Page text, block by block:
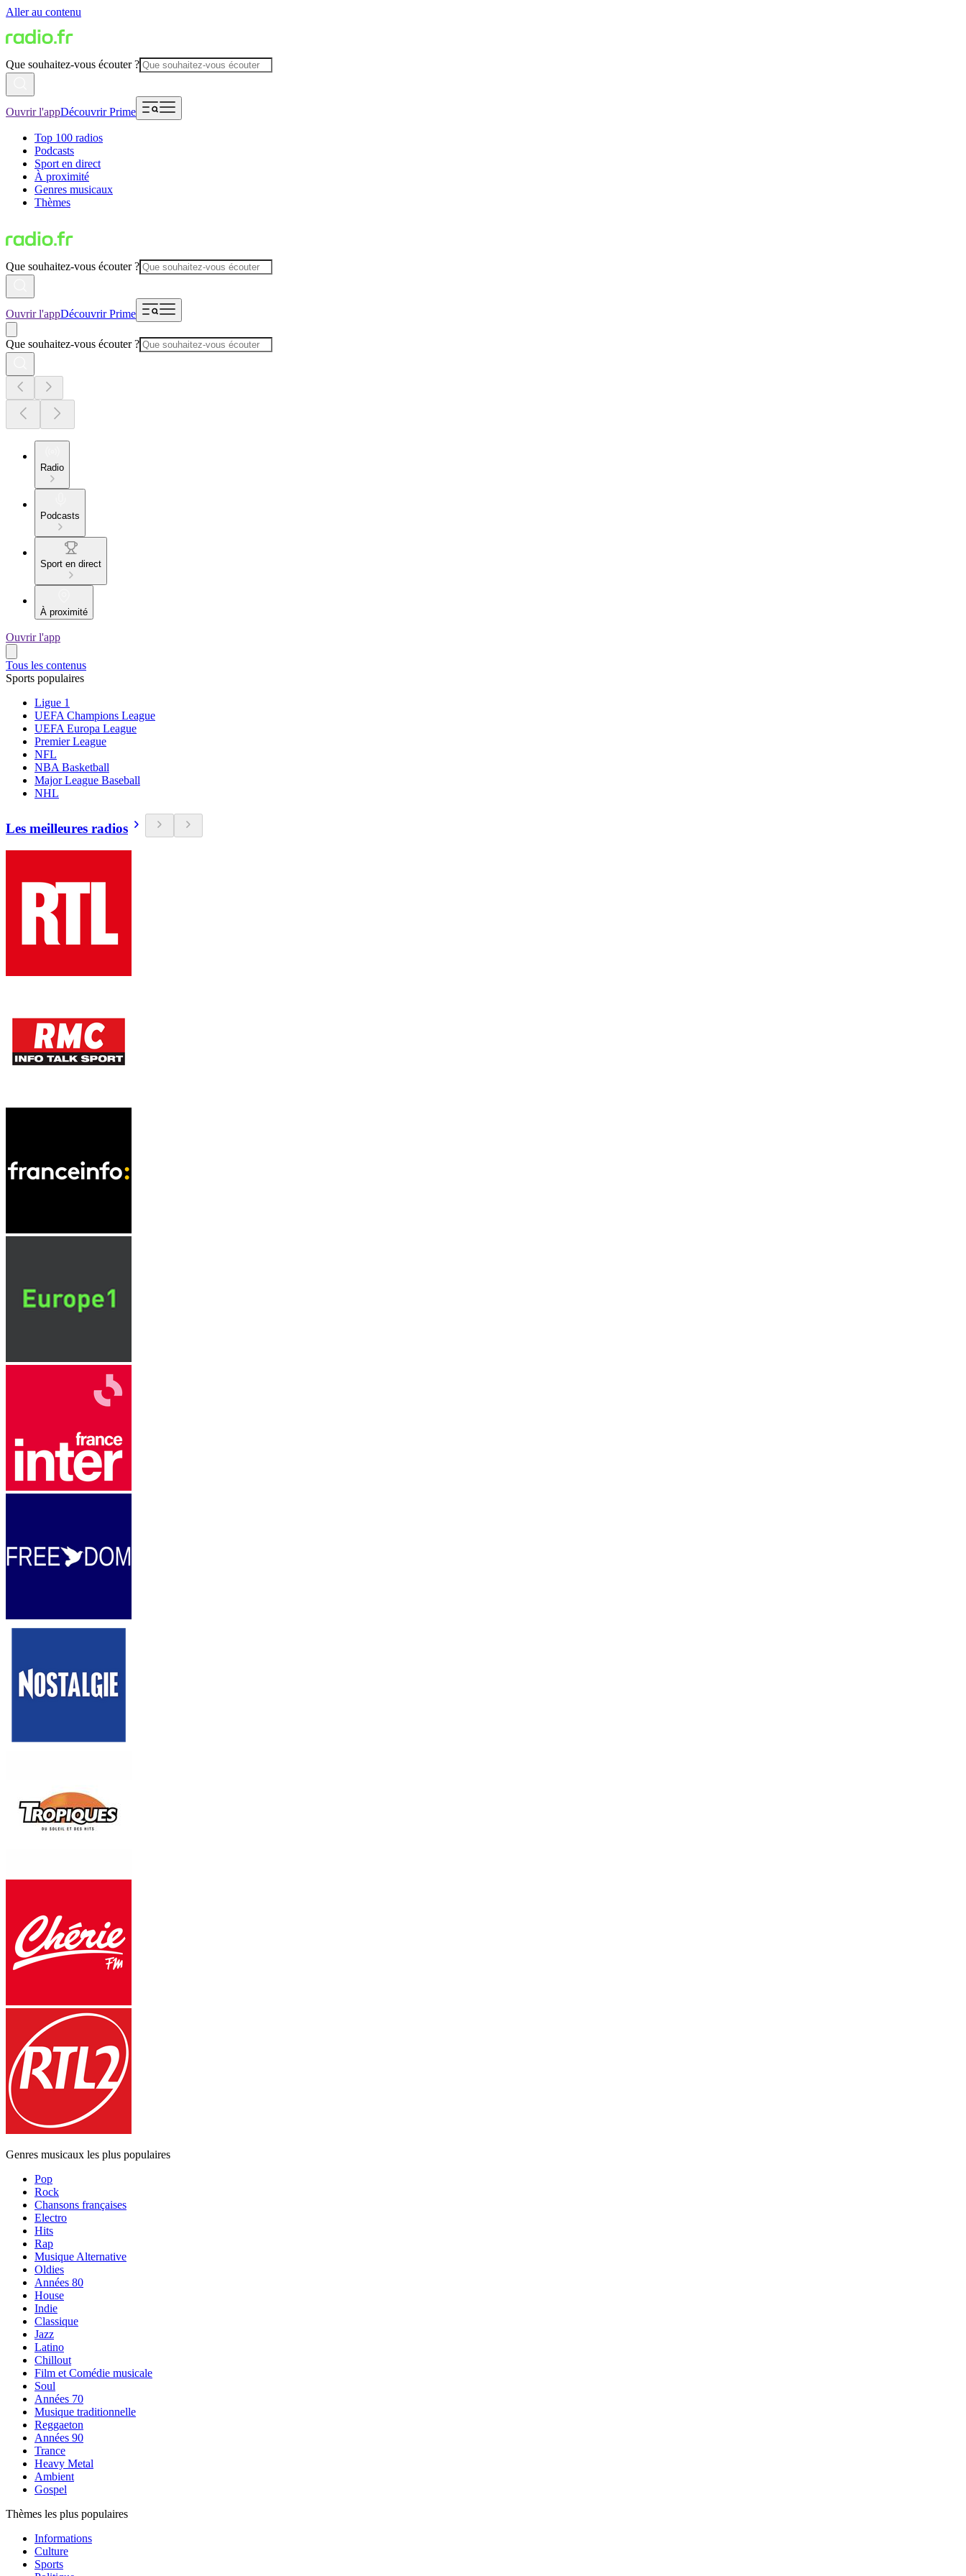
Aller au contenu
Que souhaitez-vous écouter ?
Ouvrir l'appDécouvrir Prime
Top 100 radios
Podcasts
Sport en direct
À proximité
Genres musicaux
Thèmes
Que souhaitez-vous écouter ?
Ouvrir l'appDécouvrir Prime
Que souhaitez-vous écouter ?
Radio
Podcasts
Sport en direct
À proximité
Ouvrir l'app
Tous les contenus
Sports populaires
Ligue 1
UEFA Champions League
UEFA Europa League
Premier League
NFL
NBA Basketball
Major League Baseball
NHL
Les meilleures radios
Genres musicaux les plus populaires
Pop
Rock
Chansons françaises
Electro
Hits
Rap
Musique Alternative
Oldies
Années 80
House
Indie
Classique
Jazz
Latino
Chillout
Film et Comédie musicale
Soul
Années 70
Musique traditionnelle
Reggaeton
Années 90
Trance
Heavy Metal
Ambient
Gospel
Thèmes les plus populaires
Informations
Culture
Sports